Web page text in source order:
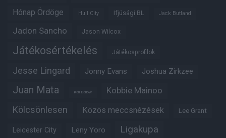
Hónap Ördöge Hull City Ifjúsági BL Jack Butland
Jadon Sancho Jason Wilcox
Játékosértékelés Játékosprofilok
Jesse Lingard Jonny Evans Joshua Zirkzee
Juan Mata Karl Darlow Kobbie Mainoo
Kölcsönlesen Közös meccsnézések Lee Grant
Leicester City Leny Yoro Ligakupa